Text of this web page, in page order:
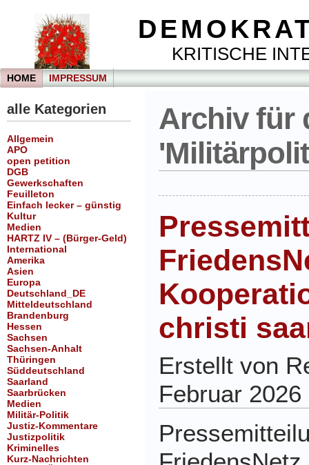
KRITISCHE
HOME IMPRESSUM
alle Kategorien
Allgemein
APO
open petition
DGB
Gewerkschaften
Feuilleton
Einfach lecker – günstig
Kultur
Medien
HARTZ IV – (Bürger-Geld)
International
Amerika
Asien
Europa
Deutschland_DE
Mitteldeutschland
Brandenburg
Hessen
Sachsen
Sachsen-Anhalt
Thüringen
Süddeutschland
Saarland
Saarbrücken
Medien
Militär-Politik
Justiz-Kommentare
Justizpolitik
Kriminelles
Kurz-Nachrichten
Archiv für
christi
Erstellt von
Februar 2026